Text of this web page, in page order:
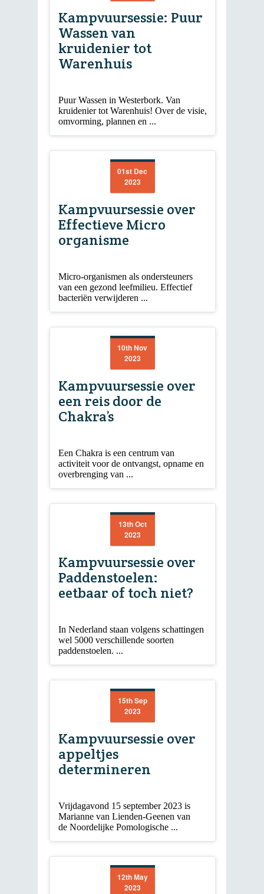
Kampvuursessie: Puur
Wassen van
kruidenier tot
Warenhuis
Puur Wassen in Westerbork. Van
kruidenier tot Warenhuis! Over de visie,
omvorming, plannen en ...
01st Dec
2023
Kampvuursessie over
Effectieve Micro
organisme
Micro-organismen als ondersteuners
van een gezond leefmilieu. Effectief
bacteriën verwijderen ...
10th Nov
2023
Kampvuursessie over
een reis door de
Chakra’s
Een Chakra is een centrum van
activiteit voor de ontvangst, opname en
overbrenging van ...
13th Oct
2023
Kampvuursessie over
Paddenstoelen:
eetbaar of toch niet?
In Nederland staan volgens schattingen
wel 5000 verschillende soorten
paddenstoelen. ...
15th Sep
2023
Kampvuursessie over
appeltjes
determineren
Vrijdagavond 15 september 2023 is
Marianne van Lienden-Geenen van
de Noordelijke Pomologische ...
12th May
2023